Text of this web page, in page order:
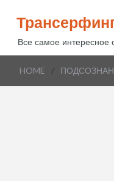
Все самое интересное
HOME /